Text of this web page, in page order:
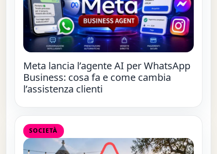
Meta lancia l’agente AI per WhatsApp
Business: cosa fa e come cambia
l’assistenza clienti
SOCIETÀ